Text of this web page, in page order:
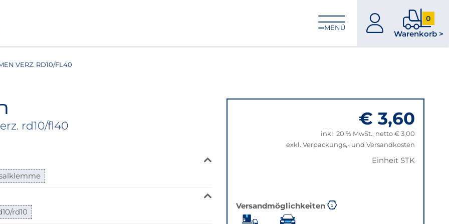
MENÜ
zum
0
Warenkorb >
0
im
VERZ. RD10/FL40
rd10/fl40
rd10
€ 3,60
inkl. 20 % MwSt., netto € 3,00
exkl. Verpackungs,- und Versandkosten
Einheit STK
Versandmöglichkeiten